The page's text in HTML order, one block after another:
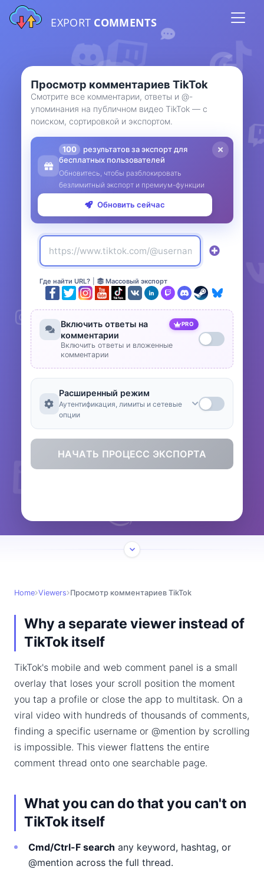
EXPORT COMMENTS
Просмотр комментариев TikTok
Смотрите все комментарии, ответы и @-
упоминания на публичном видео TikTok — с
поиском, сортировкой и экспортом.
100
результатов за экспорт для
бесплатных пользователей
Обновитесь, чтобы разблокировать
безлимитный экспорт и премиум-функции
Обновить сейчас
Где найти URL? Массовый экспорт
Включить ответы на
комментарии
PRO
Включить ответы и вложенные
комментарии
Расширенный режим
Аутентификация, лимиты и сетевые
опции
НАЧАТЬ ПРОЦЕСС ЭКСПОРТА
Home Viewers Просмотр комментариев TikTok
Why a separate viewer instead of
TikTok itself
TikTok's mobile and web comment panel is a small
overlay that loses your scroll position the moment
you tap a profile or close the app to multitask. On a
viral video with hundreds of thousands of comments,
finding a specific username or @mention by scrolling
is impossible. This viewer flattens the entire
comment thread onto one searchable page.
What you can do that you can't on
TikTok itself
Cmd/Ctrl-F search any keyword, hashtag, or
@mention across the full thread.